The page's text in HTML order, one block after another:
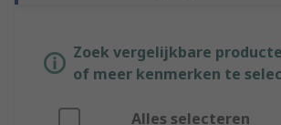
Zoek vergelijkbare
of meer kenmerken te
Alles selecteren